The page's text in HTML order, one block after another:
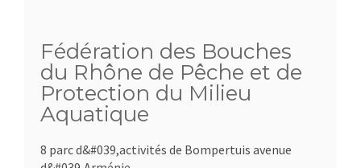
Fédération des Bouches
du Rhône de Pêche et de
Protection du Milieu
Aquatique
8 parc d&#039,activités de Bompertuis avenue